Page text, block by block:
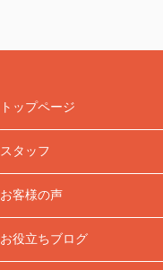
トップページ
スタッフ
お客様の声
お役立ちブログ